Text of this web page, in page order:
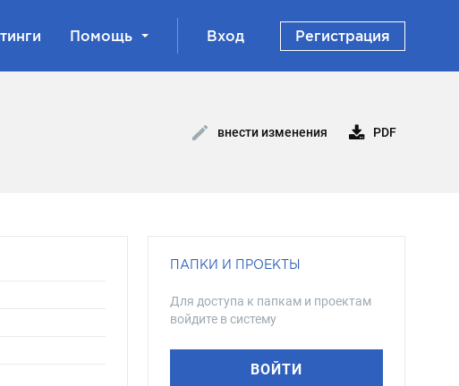
Помощь Вход Регистрация
внести изменения PDF
ПАПКИ И ПРОЕКТЫ
Для доступа к папкам и проектам
войдите в систему
ВОЙТИ